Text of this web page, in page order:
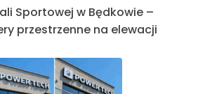
Sportowej w Będkowie –
przestrzenne na elewacji